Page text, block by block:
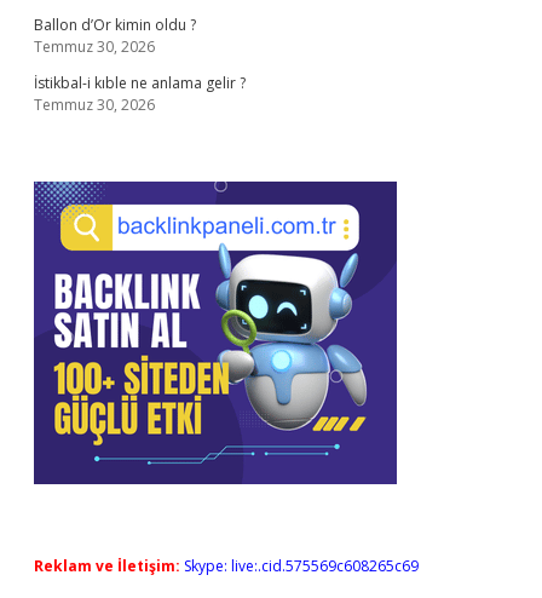
Ballon d’Or kimin oldu ?
Temmuz 30, 2026
İstikbal-i kıble ne anlama gelir ?
Temmuz 30, 2026
Reklam ve İletişim: Skype: live:.cid.575569c608265c69